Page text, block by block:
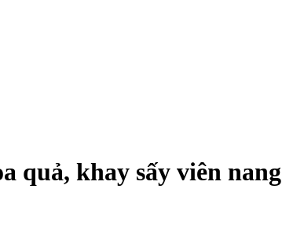
quả, khay sấy viên nang